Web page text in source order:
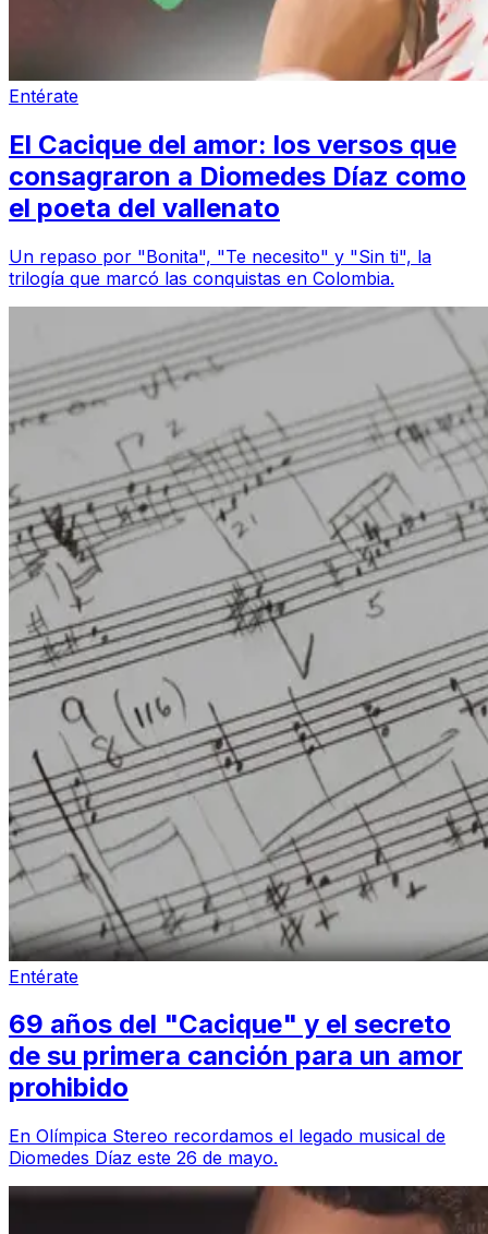
Entérate
El Cacique del amor: los versos que
consagraron a Diomedes Díaz como
el poeta del vallenato
Un repaso por "Bonita", "Te necesito" y "Sin ti", la
trilogía que marcó las conquistas en Colombia.
Entérate
69 años del "Cacique" y el secreto
de su primera canción para un amor
prohibido
En Olímpica Stereo recordamos el legado musical de
Diomedes Díaz este 26 de mayo.